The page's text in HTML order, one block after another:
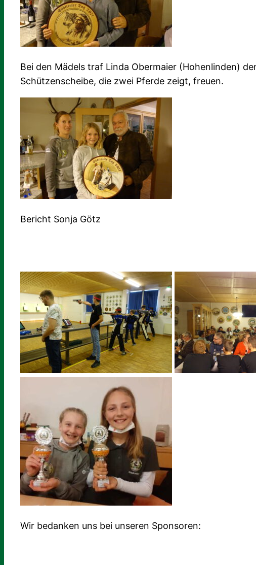
Bei den Mädels traf Linda Obermaier (Hohenlinden)
Schützenscheibe, die zwei Pferde zeigt, freuen.
Bericht Sonja Götz
Wir bedanken uns bei unseren Sponsoren: